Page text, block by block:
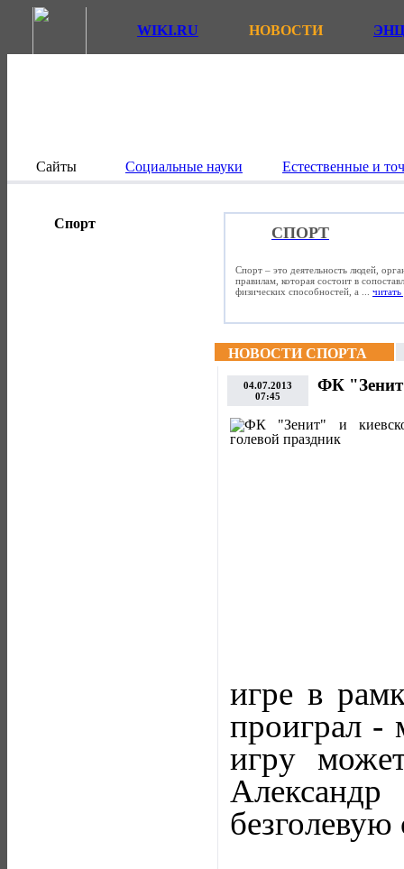
WIKI.RU НОВОСТИ
Сайты Социальные науки Естественные и
Спорт
СПОРТ
Спорт – это деятельность людей,
правилам, которая состоит в
физических способностей, а ... читать
НОВОСТИ СПОРТА
04.07.2013
07:45
ФК
игре в
проиграл -
игру